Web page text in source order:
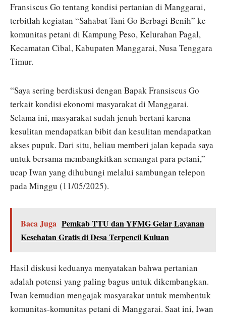
Fransiscus Go tentang kondisi pertanian di Manggarai,
terbitlah kegiatan “Sahabat Tani Go Berbagi Benih” ke
komunitas petani di Kampung Peso, Kelurahan Pagal,
Kecamatan Cibal, Kabupaten Manggarai, Nusa Tenggara
Timur.
“Saya sering berdiskusi dengan Bapak Fransiscus Go
terkait kondisi ekonomi masyarakat di Manggarai.
Selama ini, masyarakat sudah jenuh bertani karena
kesulitan mendapatkan bibit dan kesulitan mendapatkan
akses pupuk. Dari situ, beliau memberi jalan kepada saya
untuk bersama membangkitkan semangat para petani,”
ucap Iwan yang dihubungi melalui sambungan telepon
pada Minggu (11/05/2025).
Baca Juga Pemkab TTU dan YFMG Gelar Layanan
Kesehatan Gratis di Desa Terpencil Kuluan
Hasil diskusi keduanya menyatakan bahwa pertanian
adalah potensi yang paling bagus untuk dikembangkan.
Iwan kemudian mengajak masyarakat untuk membentuk
komunitas-komunitas petani di Manggarai. Saat ini, Iwan